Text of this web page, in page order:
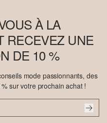
À LA
RECEVEZ UNE
DE 10 %
mode passionnants, des
sur votre prochain achat !